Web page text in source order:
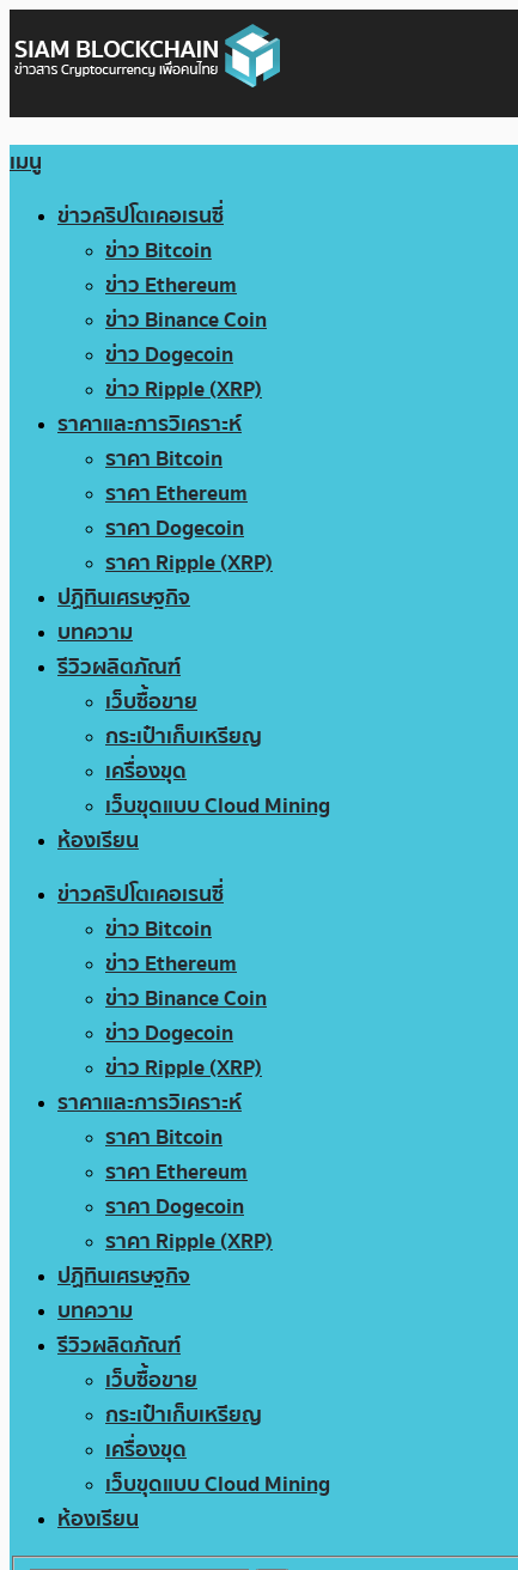
เมนู
ข่าวคริปโตเคอเรนซี่
ข่าว Bitcoin
ข่าว Ethereum
ข่าว Binance Coin
ข่าว Dogecoin
ข่าว Ripple (XRP)
ราคาและการวิเคราะห์
ราคา Bitcoin
ราคา Ethereum
ราคา Dogecoin
ราคา Ripple (XRP)
ปฏิทินเศรษฐกิจ
บทความ
รีวิวผลิตภัณฑ์
เว็บซื้อขาย
กระเป๋าเก็บเหรียญ
เครื่องขุด
เว็บขุดแบบ Cloud Mining
ห้องเรียน
ข่าวคริปโตเคอเรนซี่
ข่าว Bitcoin
ข่าว Ethereum
ข่าว Binance Coin
ข่าว Dogecoin
ข่าว Ripple (XRP)
ราคาและการวิเคราะห์
ราคา Bitcoin
ราคา Ethereum
ราคา Dogecoin
ราคา Ripple (XRP)
ปฏิทินเศรษฐกิจ
บทความ
รีวิวผลิตภัณฑ์
เว็บซื้อขาย
กระเป๋าเก็บเหรียญ
เครื่องขุด
เว็บขุดแบบ Cloud Mining
ห้องเรียน